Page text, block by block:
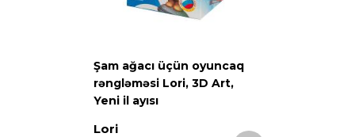
Şam ağacı üçün oyuncaq
rəngləməsi Lori, 3D Art,
Yeni il ayısı
Lori